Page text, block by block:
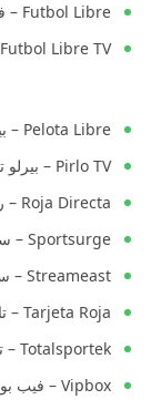
Futbol Libre – فوتبول ليبري
Futbol Libre TV – فوتبول ليبري تي في
Pelota Libre – بيلوتا ليبري
Pirlo TV – بيرلو تي في
Roja Directa – روخا ديريكتا
Sportsurge – سبورت سيرج
Streameast – ستريم إيست
Tarjeta Roja – تارخيتا روخا
Totalsportek – توتال سبورتك
Vipbox – فيب بوكس